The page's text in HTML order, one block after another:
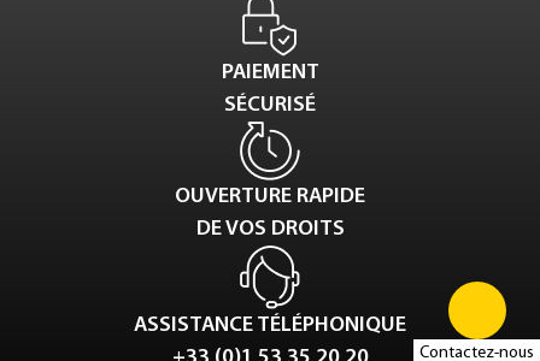
Contactez-nous
PAIEMENT
SÉCURISÉ
OUVERTURE RAPIDE
DE VOS DROITS
ASSISTANCE TÉLÉPHONIQUE